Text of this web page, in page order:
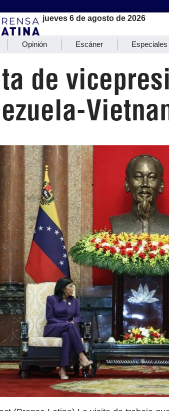
jueves 6 de agosto de 2026
Opinión Escáner Especiales
de